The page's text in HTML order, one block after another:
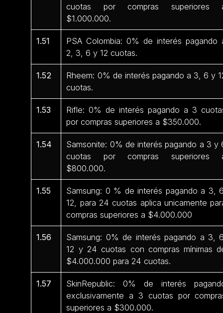
cuotas por compras superiores
$1.000.000.
1.51
PSA Colombia: 0% de interés pagando
2, 3, 6 y 12 cuotas.
1.52
Rheem: 0% de interés pagando a 3, 6 y
cuotas.
1.53
Rifle: 0% de interés pagando a 3
por compras superiores a $350.000.
1.54
Samsonite: 0% de interés pagando a 3 y
cuotas por compras superiores
$800.000.
1.55
Samsung: 0 % de interés pagando a 3,
12, para 24 cuotas aplica unicamente
compras superiores a $4.000.000
1.56
Samsung: 0% de interés pagando a 3,
12 y 24 cuotas con compras mínimas
$4.000.000 para 24 cuotas.
1.57
SkinRepublic: 0% de interés
exclusivamente a 3 cuotas por
superiores a $300.000.